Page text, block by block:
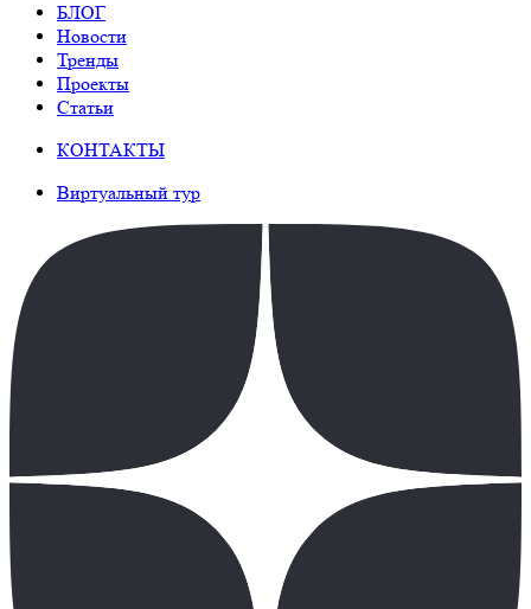
БЛОГ
Новости
Тренды
Проекты
Статьи
КОНТАКТЫ
Виртуальный тур